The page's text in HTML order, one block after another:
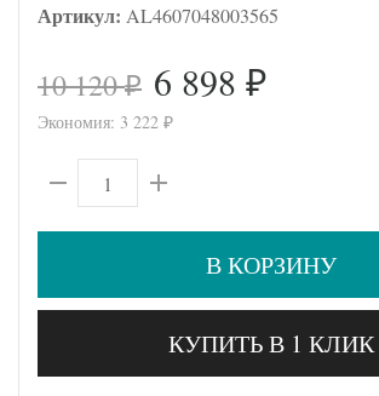
Артикул: AL4607048003565
10 120₽ 6 898 ₽
Экономия: 3 222 ₽
В КОРЗИНУ
КУПИТЬ В 1 КЛИК